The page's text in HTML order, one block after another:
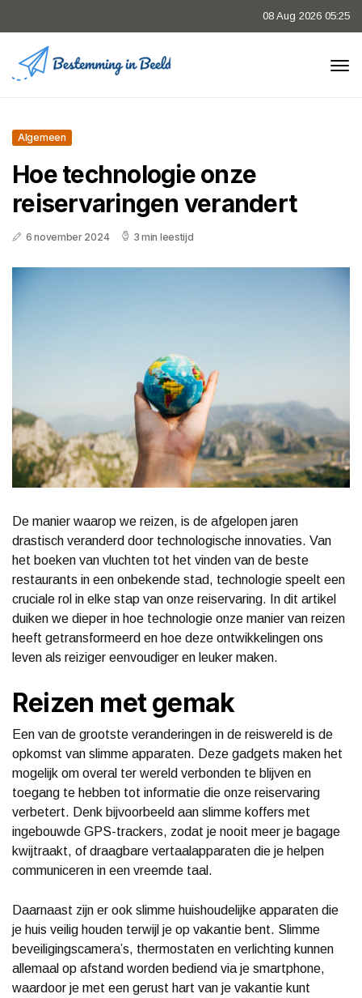
08 Aug 2026 05:25
Algemeen
Hoe technologie onze
reiservaringen verandert
6 november 2024 3 min leestijd
De manier waarop we reizen, is de afgelopen jaren
drastisch veranderd door technologische innovaties. Van
het boeken van vluchten tot het vinden van de beste
restaurants in een onbekende stad, technologie speelt een
cruciale rol in elke stap van onze reiservaring. In dit artikel
duiken we dieper in hoe technologie onze manier van reizen
heeft getransformeerd en hoe deze ontwikkelingen ons
leven als reiziger eenvoudiger en leuker maken.
Reizen met gemak
Een van de grootste veranderingen in de reiswereld is de
opkomst van slimme apparaten. Deze gadgets maken het
mogelijk om overal ter wereld verbonden te blijven en
toegang te hebben tot informatie die onze reiservaring
verbetert. Denk bijvoorbeeld aan slimme koffers met
ingebouwde GPS-trackers, zodat je nooit meer je bagage
kwijtraakt, of draagbare vertaalapparaten die je helpen
communiceren in een vreemde taal.
Daarnaast zijn er ook slimme huishoudelijke apparaten die
je huis veilig houden terwijl je op vakantie bent. Slimme
beveiligingscamera’s, thermostaten en verlichting kunnen
allemaal op afstand worden bediend via je smartphone,
waardoor je met een gerust hart van je vakantie kunt